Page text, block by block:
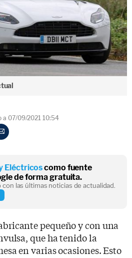
a 07/09/2021 10:54
Eléctricoscomo fuente
de forma gratuita.
las últimas noticias de actualidad.
pequeño y con una
que ha tenido la
en varias ocasiones. Esto